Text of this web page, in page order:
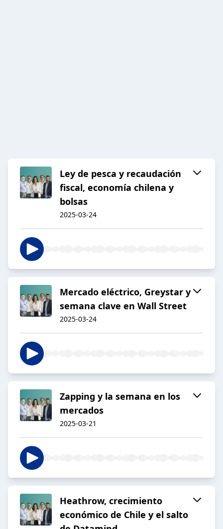
Ley de pesca y recaudación
fiscal, economía chilena y
bolsas
2025-03-24
Mercado eléctrico, Greystar y
semana clave en Wall Street
2025-03-24
Zapping y la semana en los
mercados
2025-03-21
Heathrow, crecimiento
económico de Chile y el salto